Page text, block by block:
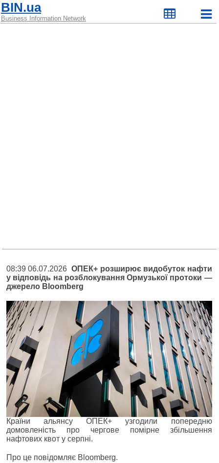
BIN.ua
Business Information Network
08:39 06.07.2026ОПЕК+ розширює видобуток нафти
у відповідь на розблокування Ормузької протоки —
джерело Bloomberg
Країни альянсу ОПЕК+ узгодили попередню
домовленість про чергове помірне збільшення
нафтових квот у серпні.
Про це повідомляє Bloomberg.